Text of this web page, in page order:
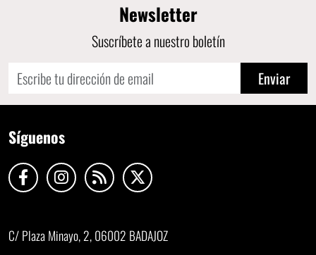
Newsletter
Suscríbete a nuestro boletín
Enviar
Síguenos
C/ Plaza Minayo, 2, 06002 BADAJOZ